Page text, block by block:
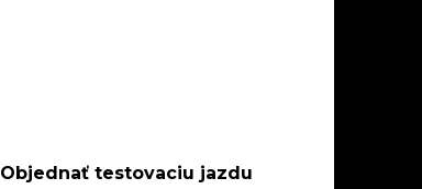
Objednať testovaciu jazdu